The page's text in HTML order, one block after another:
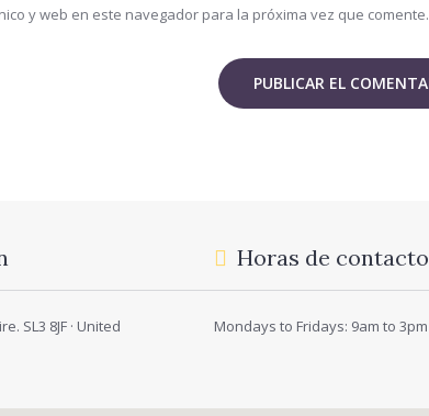
y web en este navegador para la próxima vez que comente.
SL3 8JF · United
Horas de contacto
Mondays to Fridays: 9am to 3pm